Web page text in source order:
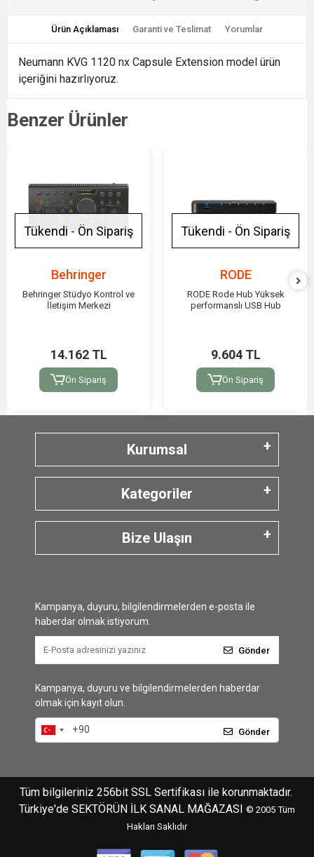
Ürün Açıklaması Garanti ve Teslimat Yorumlar
Neumann KVG 1120 nx Capsule Extension model ürün
içeriğini hazırlıyoruz.
Benzer Ürünler
Tükendi - Ön Sipariş
Behringer
Behringer Stüdyo Kontrol ve
İletişim Merkezi
14.162 TL
Ön Sipariş
Tükendi - Ön Sipariş
RODE
RODE Rode Hub Yüksek
performanslı USB Hub
9.604 TL
Ön Sipariş
Kurumsal
Kategoriler
Bize Ulaşın
Kampanya, duyuru, bilgilendirmelerden e-posta ile
haberdar olmak istiyorum.
Gönder
Kampanya, duyuru ve bilgilendirmelerden haberdar
olmak için kayıt olun.
Gönder
Tüm bilgileriniz 256bit SSL Sertifikası ile korunmaktadır.
Türkiye'de SEKTÖRÜN İLK SANAL MAĞAZASI © 2005 Tüm
Hakları Saklıdır